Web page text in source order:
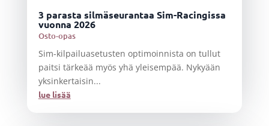
3 parasta silmäseurantaa Sim-Racingissa
vuonna 2026
Osto-opas
Sim-kilpailuasetusten optimoinnista on tullut
paitsi tärkeää myös yhä yleisempää. Nykyään
yksinkertaisin...
lue lisää